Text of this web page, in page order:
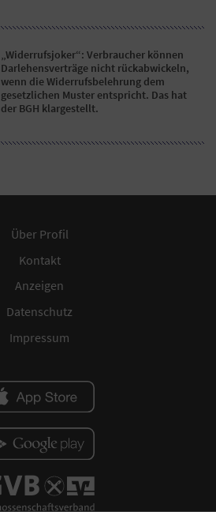
„Widerrufsjoker“: Verbraucher können
Darlehensverträge nicht rückabwickeln,
wenn die Widerrufsbelehrung dem
gesetzlichen Muster entspricht. Das hat
der BGH klargestellt.
Über Profil
Kontakt
Anzeigen
Datenschutz
Impressum